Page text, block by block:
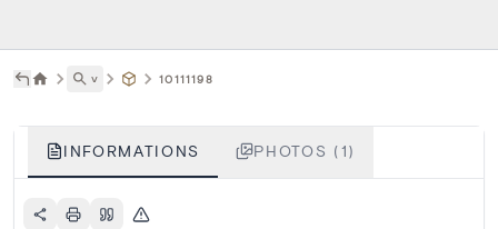
˅ 10111198
INFORMATIONS PHOTOS (1)